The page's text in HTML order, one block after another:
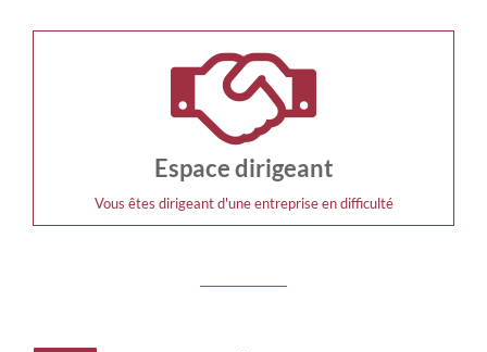
Espace dirigeant
Vous êtes dirigeant d'une entreprise en difficulté